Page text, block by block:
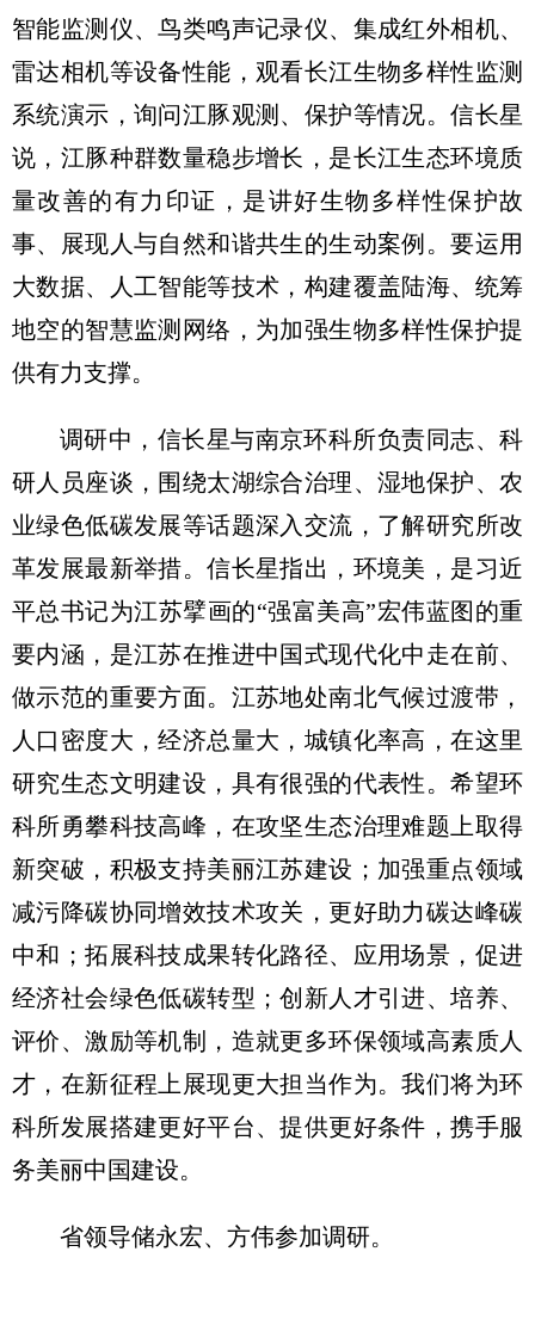
智能监测仪、鸟类鸣声记录仪、集成红外相机、
雷达相机等设备性能，观看长江生物多样性监测
系统演示，询问江豚观测、保护等情况。信长星
说，江豚种群数量稳步增长，是长江生态环境质
量改善的有力印证，是讲好生物多样性保护故
事、展现人与自然和谐共生的生动案例。要运用
大数据、人工智能等技术，构建覆盖陆海、统筹
地空的智慧监测网络，为加强生物多样性保护提
供有力支撑。
调研中，信长星与南京环科所负责同志、科
研人员座谈，围绕太湖综合治理、湿地保护、农
业绿色低碳发展等话题深入交流，了解研究所改
革发展最新举措。信长星指出，环境美，是习近
平总书记为江苏擘画的“强富美高”宏伟蓝图的重
要内涵，是江苏在推进中国式现代化中走在前、
做示范的重要方面。江苏地处南北气候过渡带，
人口密度大，经济总量大，城镇化率高，在这里
研究生态文明建设，具有很强的代表性。希望环
科所勇攀科技高峰，在攻坚生态治理难题上取得
新突破，积极支持美丽江苏建设；加强重点领域
减污降碳协同增效技术攻关，更好助力碳达峰碳
中和；拓展科技成果转化路径、应用场景，促进
经济社会绿色低碳转型；创新人才引进、培养、
评价、激励等机制，造就更多环保领域高素质人
才，在新征程上展现更大担当作为。我们将为环
科所发展搭建更好平台、提供更好条件，携手服
务美丽中国建设。
省领导储永宏、方伟参加调研。